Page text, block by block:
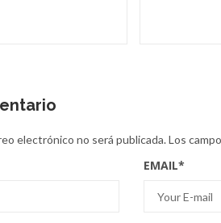
electrónico no será publicada.Los
EMAIL*